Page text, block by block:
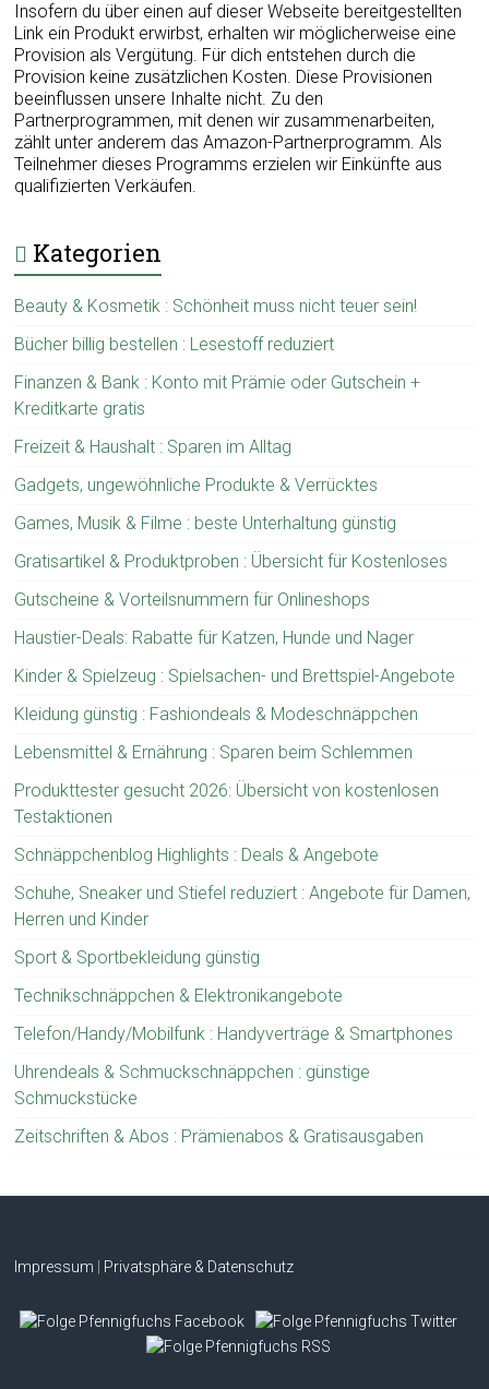
Insofern du über einen auf dieser Webseite bereitgestellten
Link ein Produkt erwirbst, erhalten wir möglicherweise eine
Provision als Vergütung. Für dich entstehen durch die
Provision keine zusätzlichen Kosten. Diese Provisionen
beeinflussen unsere Inhalte nicht. Zu den
Partnerprogrammen, mit denen wir zusammenarbeiten,
zählt unter anderem das Amazon-Partnerprogramm. Als
Teilnehmer dieses Programms erzielen wir Einkünfte aus
qualifizierten Verkäufen.
Kategorien
Beauty & Kosmetik : Schönheit muss nicht teuer sein!
Bücher billig bestellen : Lesestoff reduziert
Finanzen & Bank : Konto mit Prämie oder Gutschein +
Kreditkarte gratis
Freizeit & Haushalt : Sparen im Alltag
Gadgets, ungewöhnliche Produkte & Verrücktes
Games, Musik & Filme : beste Unterhaltung günstig
Gratisartikel & Produktproben : Übersicht für Kostenloses
Gutscheine & Vorteilsnummern für Onlineshops
Haustier-Deals: Rabatte für Katzen, Hunde und Nager
Kinder & Spielzeug : Spielsachen- und Brettspiel-Angebote
Kleidung günstig : Fashiondeals & Modeschnäppchen
Lebensmittel & Ernährung : Sparen beim Schlemmen
Produkttester gesucht 2026: Übersicht von kostenlosen
Testaktionen
Schnäppchenblog Highlights : Deals & Angebote
Schuhe, Sneaker und Stiefel reduziert : Angebote für Damen,
Herren und Kinder
Sport & Sportbekleidung günstig
Technikschnäppchen & Elektronikangebote
Telefon/Handy/Mobilfunk : Handyverträge & Smartphones
Uhrendeals & Schmuckschnäppchen : günstige
Schmuckstücke
Zeitschriften & Abos : Prämienabos & Gratisausgaben
Impressum Privatsphäre & Datenschutz